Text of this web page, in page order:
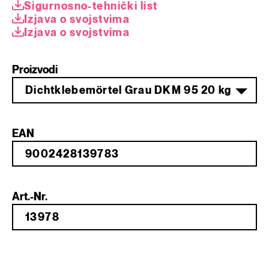
Sigurnosno-tehnički list
Izjava o svojstvima
Izjava o svojstvima
Proizvodi
Dichtklebemörtel Grau DKM 95 20 kg
EAN
Art.-Nr.